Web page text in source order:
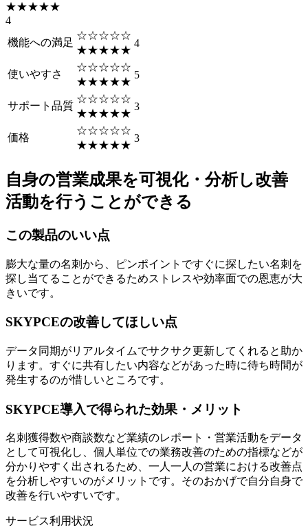
★★★★★
4
機能への満足
☆☆☆☆☆
★★★★★
4
使いやすさ
☆☆☆☆☆
★★★★★
5
サポート品質
☆☆☆☆☆
★★★★★
3
価格
☆☆☆☆☆
★★★★★
3
自身の営業成果を可視化・分析し改善
活動を行うことができる
この製品のいい点
膨大な量の名刺から、ピンポイントですぐに探したい名刺を
探し当てることができるためストレスや効率面での恩恵が大
きいです。
SKYPCEの改善してほしい点
データ同期がリアルタイムでサクサク更新してくれると助か
ります。すぐに共有したい内容などがあった時に待ち時間が
発生するのが惜しいところです。
SKYPCE導入で得られた効果・メリット
名刺獲得数や商談数など業績のレポート・営業活動をデータ
として可視化し、個人単位での業務改善のための指標などが
分かりやすく出されるため、一人一人の営業における改善点
を分析しやすいのがメリットです。そのおかげで自分自身で
改善を行いやすいです。
サービス利用状況